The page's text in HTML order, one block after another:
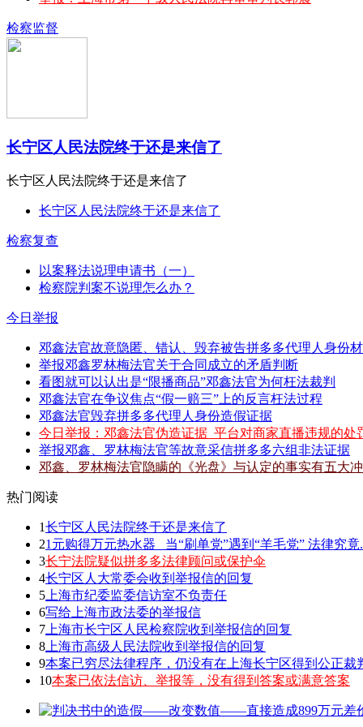
检察监督
长宁区人民法院终于还是来信了
长宁区人民法院终于还是来信了
长宁区人民法院终于还是来信了
检察复查
以案释法说理申请书（一）
检察院判案不说理怎么办？
今日举报
邓鑫法官故意隐匿、错认、毁弃被告拼多多代理人身份
举报邓鑫罗林梅法官关于合同成立的矛盾判断
看图就可以认出是“限播商品”邓鑫法官为何枉法裁判
邓鑫法官在争议焦点“假一赔三”上的反言枉法过程
邓鑫法官毁弃拼多多代理人身份造假证据
今日举报：邓鑫法官伪造证据_平台对商家直播违规的处
举报邓鑫、罗林梅法官等故意采信拼多多六组非法证据
邓鑫、罗林梅法官隐瞒的《光盘》与认定的事实有五大
热门阅读
1长宁区人民法院终于还是来信了
21元购得万元热水器 _当“刷单党”遇到“羊毛党” 法律究竟
3长宁法院疑似拼多多法律顾问或保护伞
4长宁区人大常委会收到举报信的回复
5 上海市纪委监委信访室不负责任
6写给上海市政法委的举报信
7 上海市长宁区人民检察院收到举报信的回复
8 上海市高级人民法院收到举报信的回复
9本案已穷尽法律程序，仍没有在上海长宁区得到公正裁
10本案已依法信访、举报等，没有得到答案或满意答案